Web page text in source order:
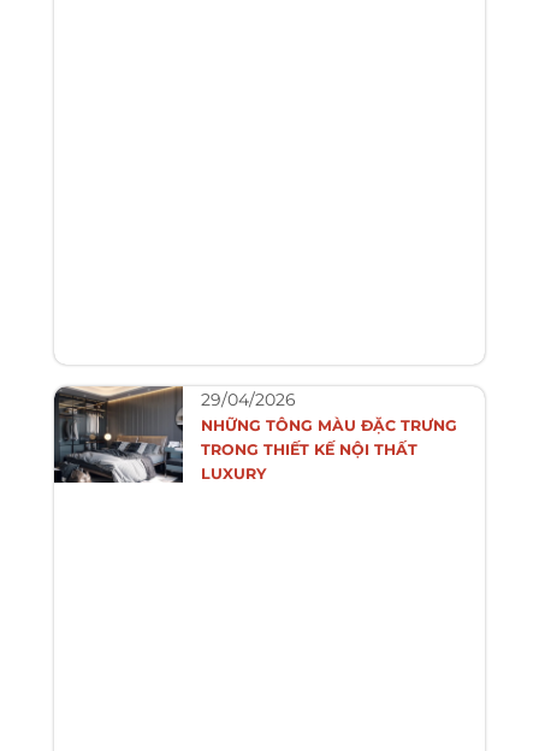
29/04/2026
NHỮNG TÔNG MÀU ĐẶC TRƯNG
TRONG THIẾT KẾ NỘI THẤT
LUXURY